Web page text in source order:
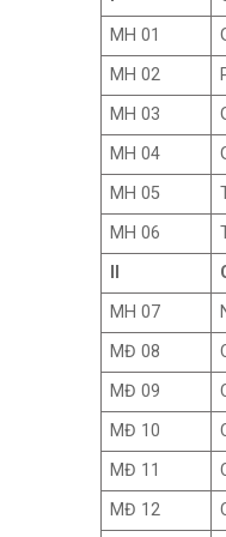
MH 01
MH 02
MH 03
MH 04
MH 05
MH 06
MH 07
MĐ 08
MĐ 09
MĐ 10
MĐ 11
MĐ 12